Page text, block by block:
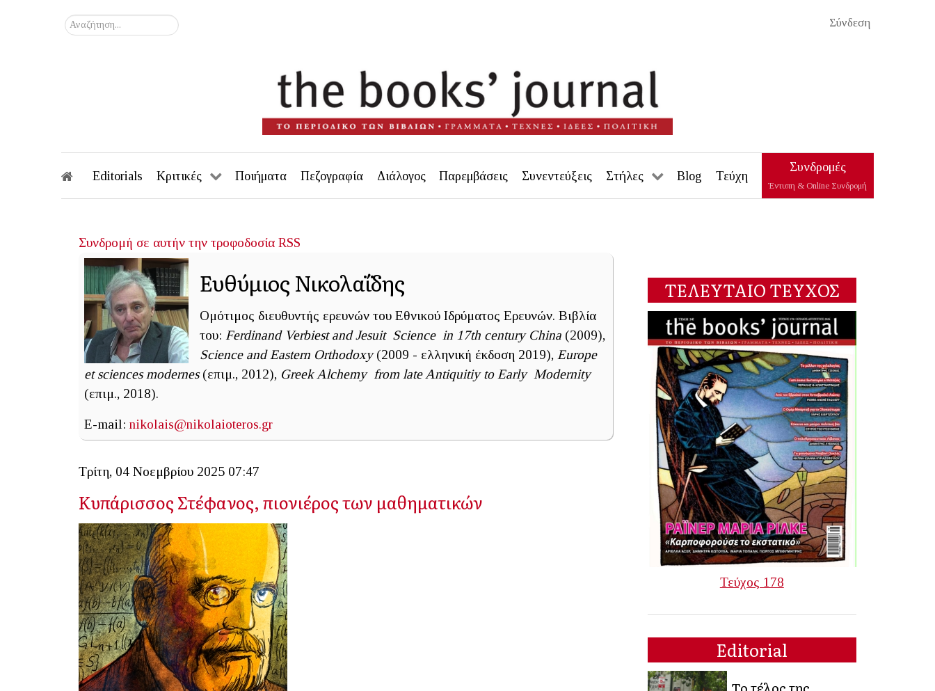
Σύνδεση
Αναζήτηση...
Editorials Κριτικές Ποιήματα Πεζογραφία Διάλογος Παρεμβάσεις Συνεντεύξεις Στήλες Blog Τεύχη
Συνδρομές
Έντυπη & Online Συνδρομή
Συνδρομή σε αυτήν την τροφοδοσία RSS
Ευθύμιος Νικολαΐδης
Ομότιμος διευθυντής ερευνών του Εθνικού Ιδρύματος Ερευνών. Βιβλία
του: Ferdinand Verbiest and Jesuit Science in 17th century China (2009),
Science and Eastern Orthodoxy(2009 - ελληνική έκδοση 2019), Europe
et sciences modernes(επιμ., 2012), Greek Alchemy from late Antiquitiy to Early Modernity
(επιμ., 2018).
E-mail: nikolais@nikolaioteros.gr
Τρίτη, 04 Νοεμβρίου 2025 07:47
Κυπάρισσος Στέφανος, πιονιέρος των μαθηματικών
ΤΕΛΕΥΤΑΙΟ ΤΕΥΧΟΣ
Τεύχος 178
Editorial